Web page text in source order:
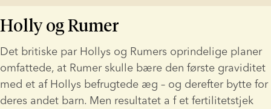
Holly og Rumer
Det britiske par Hollys og Rumers oprindelige planer
omfattede, at Rumer skulle bære den første graviditet
med et af Hollys befrugtede æg – og derefter bytte for
deres andet barn. Men resultatet a f et fertilitetstjek